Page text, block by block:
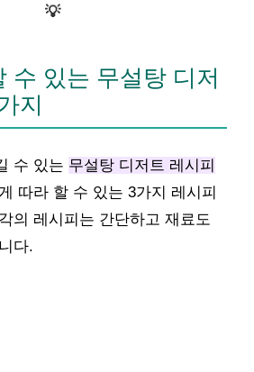
💡
수 있는 무설탕 디저
지
수 있는 무설탕 디저트 레시피
따라 할 수 있는 3가지 레시피
의 레시피는 간단하고 재료도
다.